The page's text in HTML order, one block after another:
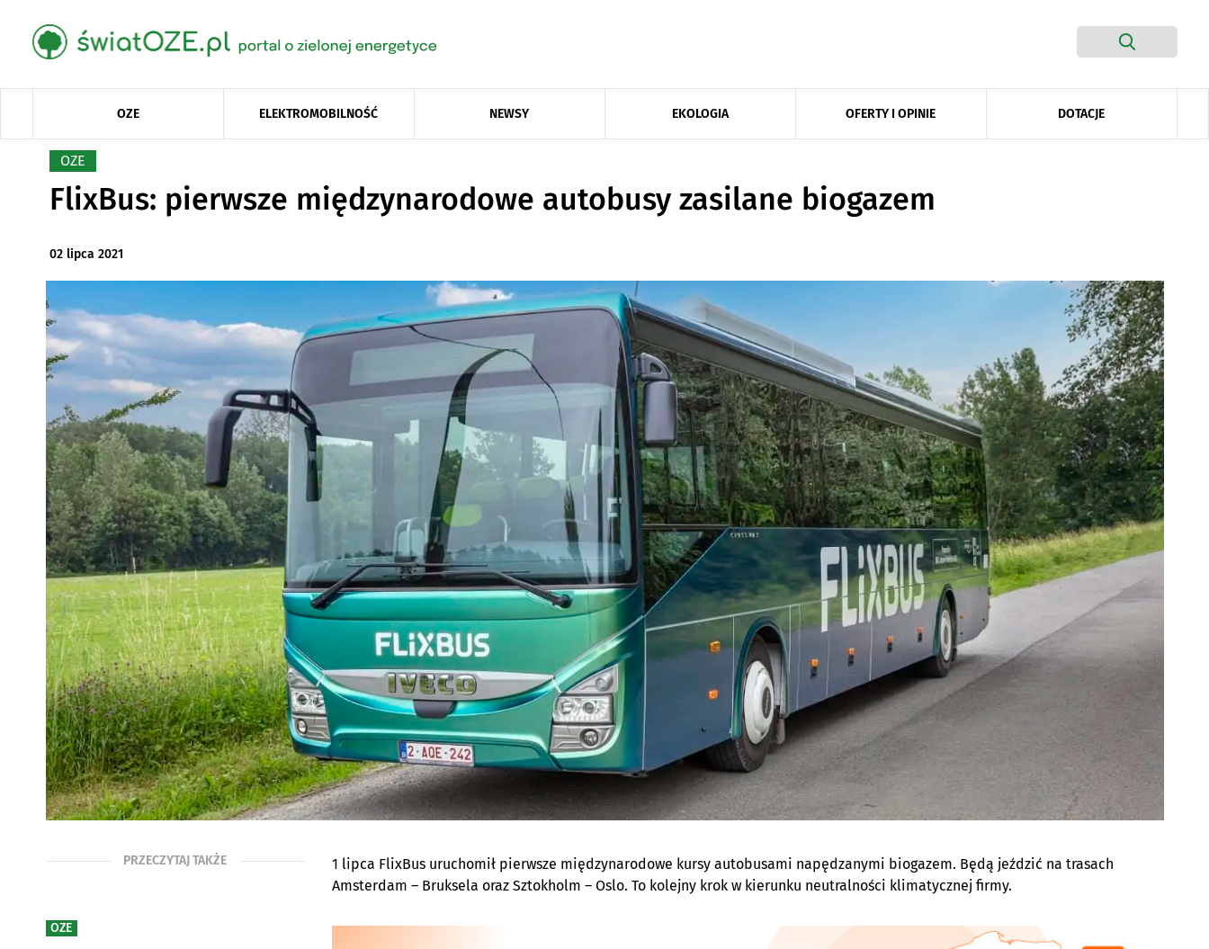
OZE ELEKTROMOBILNOŚĆ NEWSY EKOLOGIA OFERTY I OPINIE DOTACJE
OZE
FlixBus: pierwsze międzynarodowe autobusy zasilane biogazem
02 lipca 2021
PRZECZYTAJ TAKŻE
OZE
1 lipca FlixBus uruchomił pierwsze międzynarodowe kursy autobusami napędzanymi biogazem. Będą jeździć na trasach
Amsterdam – Bruksela oraz Sztokholm – Oslo. To kolejny krok w kierunku neutralności klimatycznej firmy.